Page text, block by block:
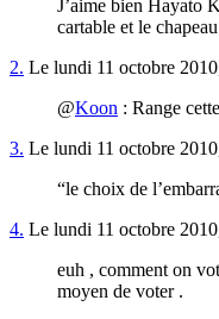
J’aime bien Hayato
cartable et le
2. Le lundi 11 octobre
@Koon : Range
3. Le lundi 11 octobre
“le choix de
4. Le lundi 11 octobre
euh , comment on
moyen de voter .